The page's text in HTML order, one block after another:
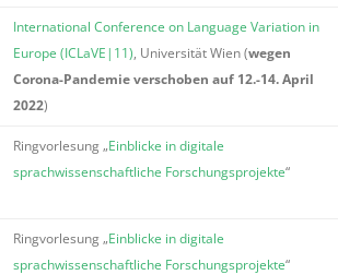
International Conference on Language Variation in
Europe (ICLaVE|11), Universität Wien (wegen
Corona-Pandemie verschoben auf 12.-14. April
2022)
Ringvorlesung „Einblicke in digitale
sprachwissenschaftliche Forschungsprojekte“
Ringvorlesung „Einblicke in digitale
sprachwissenschaftliche Forschungsprojekte“